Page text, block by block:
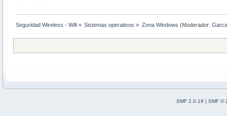
Seguridad Wireless - Wifi » Sistemas operativos » Zona Windows (Moderador:
SMF 2.0.19 | SMF ©